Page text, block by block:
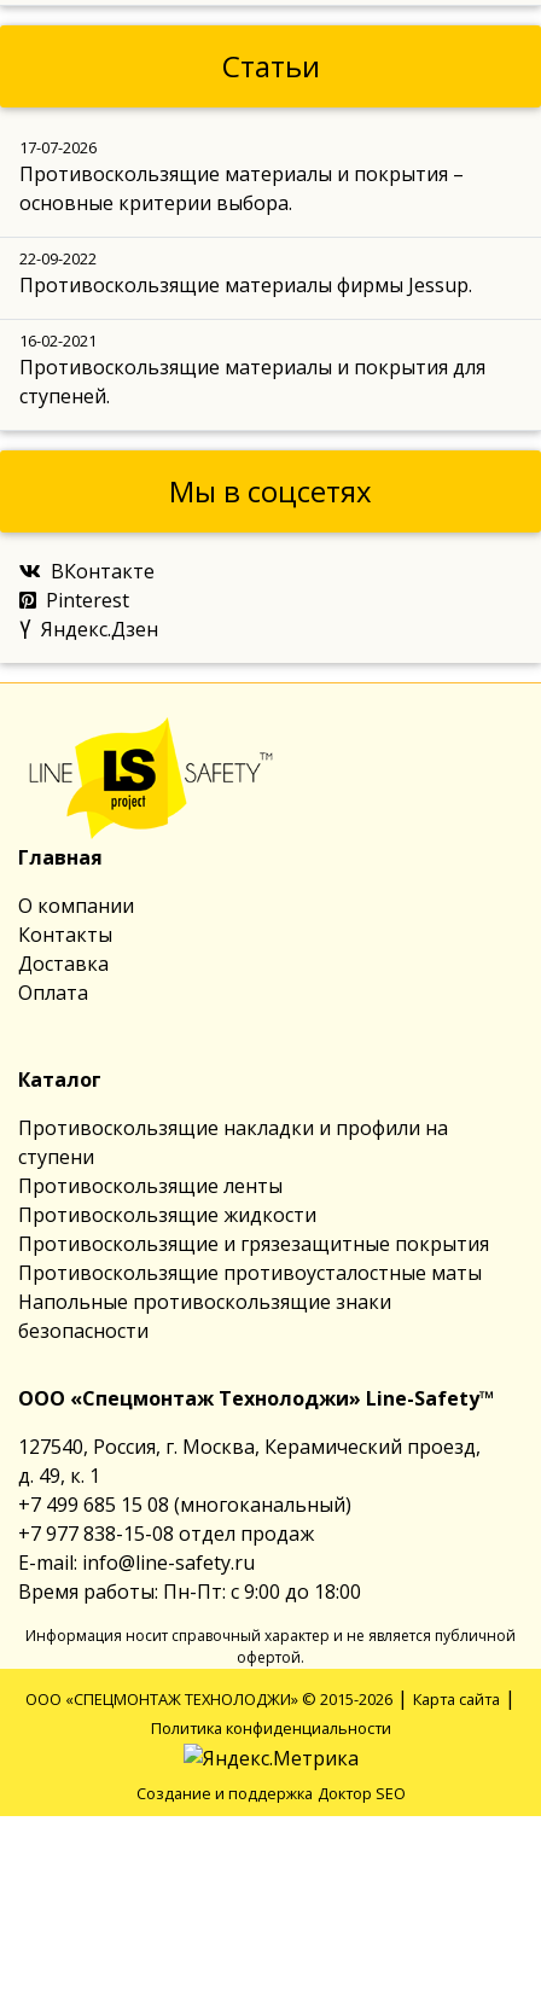
Статьи
17-07-2026
Противоскользящие материалы и покрытия –
основные критерии выбора.
22-09-2022
Противоскользящие материалы фирмы Jessup.
16-02-2021
Противоскользящие материалы и покрытия для
ступеней.
Мы в соцсетях
ВКонтакте
Pinterest
Яндекс.Дзен
Главная
О компании
Контакты
Доставка
Оплата
Каталог
Противоскользящие накладки и профили на
ступени
Противоскользящие ленты
Противоскользящие жидкости
Противоскользящие и грязезащитные покрытия
Противоскользящие противоусталостные маты
Напольные противоскользящие знаки
безопасности
ООО «Спецмонтаж Технолоджи» Line-Safety™
127540, Россия, г. Москва, Керамический проезд,
д. 49, к. 1
+7 499 685 15 08 (многоканальный)
+7 977 838-15-08 отдел продаж
E-mail: info@line-safety.ru
Время работы: Пн-Пт: с 9:00 до 18:00
Информация носит справочный характер и не является публичной
офертой.
ООО «СПЕЦМОНТАЖ ТЕХНОЛОДЖИ» © 2015-2026 | Карта сайта |
Политика конфиденциальности
Создание и поддержка Доктор SEO